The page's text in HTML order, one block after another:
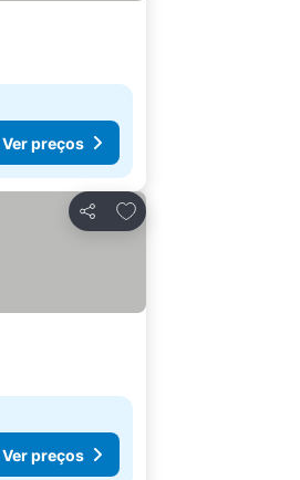
Ver preços
Partilhar
Adicionar aos favoritos
Ver preços